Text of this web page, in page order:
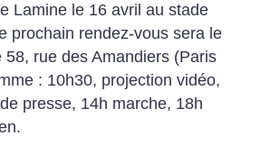
Lamine le 16 avril au stade
prochain rendez-vous sera le
58, rue des Amandiers (Paris
: 10h30, projection vidéo,
presse, 14h marche, 18h